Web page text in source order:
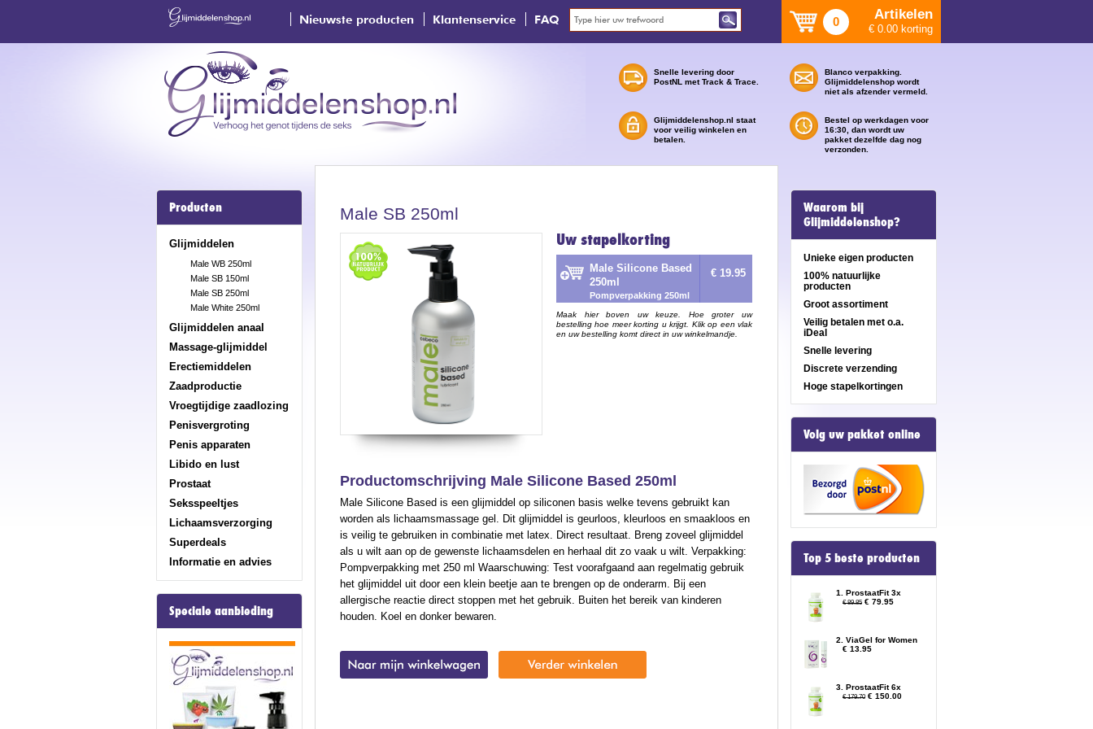
Nieuwste producten Klantenservice FAQ 0 Artikelen
€ 0.00 korting
Snelle levering door
PostNL met Track & Trace.
Glijmiddelenshop.nl staat
voor veilig winkelen en
betalen.
Blanco verpakking.
Glijmiddelenshop wordt
niet als afzender vermeld.
Bestel op werkdagen voor
16:30, dan wordt uw
pakket dezelfde dag nog
verzonden.
Producten
Glijmiddelen
Male WB 250ml
Male SB 150ml
Male SB 250ml
Male White 250ml
Glijmiddelen anaal
Massage-glijmiddel
Erectiemiddelen
Zaadproductie
Vroegtijdige zaadlozing
Penisvergroting
Penis apparaten
Libido en lust
Prostaat
Seksspeeltjes
Lichaamsverzorging
Superdeals
Informatie en advies
Speciale aanbieding
Male SB 250ml
Uw stapelkorting
Male Silicone Based
250ml
Pompverpakking 250ml
€ 19.95
Maak hier boven uw keuze. Hoe groter uw
bestelling hoe meer korting u krijgt. Klik op een vlak
en uw bestelling komt direct in uw winkelmandje.
Productomschrijving Male Silicone Based 250ml
Male Silicone Based is een glijmiddel op siliconen basis welke tevens gebruikt kan
worden als lichaamsmassage gel. Dit glijmiddel is geurloos, kleurloos en smaakloos en
is veilig te gebruiken in combinatie met latex. Direct resultaat. Breng zoveel glijmiddel
als u wilt aan op de gewenste lichaamsdelen en herhaal dit zo vaak u wilt. Verpakking:
Pompverpakking met 250 ml Waarschuwing: Test voorafgaand aan regelmatig gebruik
het glijmiddel uit door een klein beetje aan te brengen op de onderarm. Bij een
allergische reactie direct stoppen met het gebruik. Buiten het bereik van kinderen
houden. Koel en donker bewaren.
Waarom bij
Glijmiddelenshop?
Unieke eigen producten
100% natuurlijke
producten
Groot assortiment
Veilig betalen met o.a.
iDeal
Snelle levering
Discrete verzending
Hoge stapelkortingen
Volg uw pakket online
Top 5 beste producten
1. ProstaatFit 3x
€ 89.85 € 79.95
2. ViaGel for Women
€ 13.95
3. ProstaatFit 6x
€ 179.70 € 150.00